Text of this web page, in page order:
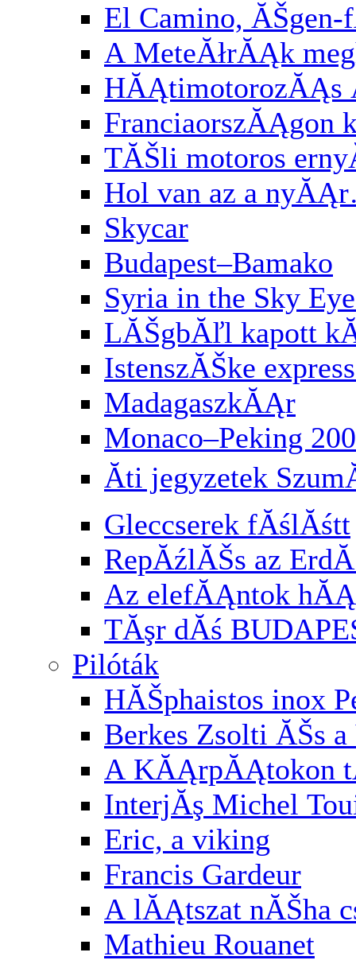
El Camino, ĂŠgen-
A MeteĂłrĂĄk
HĂĄtimotorozĂĄs
FranciaorszĂĄgon
TĂŠli motoros
Hol van az a
Skycar
Budapest–Bamako
Syria in the Sky
LĂŠgbĂľl kapott
IstenszĂŠke
MadagaszkĂĄr
Monaco–Peking
Ăti jegyzetek
Gleccserek fĂślĂśtt
RepĂźlĂŠs az
Az elefĂĄntok
TĂşr dĂś
Pilóták
HĂŠphaistos inox
Berkes Zsolti ĂŠs
A KĂĄrpĂĄtokon
InterjĂş Michel
Eric, a viking
Francis Gardeur
A lĂĄtszat nĂŠha
Mathieu Rouanet